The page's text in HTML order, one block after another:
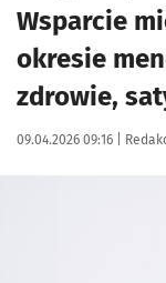
Wsparcie
okresie
zdrowie,
Data publikacji:
09.04.2026 09:16 | Autor: